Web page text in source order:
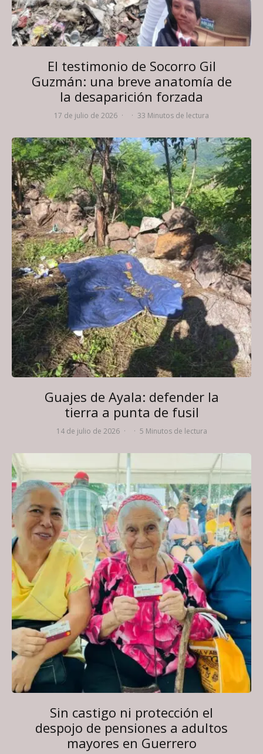
El testimonio de Socorro Gil
Guzmán: una breve anatomía de
la desaparición forzada
17 de julio de 2026 · · 33 Minutos de lectura
Guajes de Ayala: defender la
tierra a punta de fusil
14 de julio de 2026 · · 5 Minutos de lectura
Sin castigo ni protección el
despojo de pensiones a adultos
mayores en Guerrero